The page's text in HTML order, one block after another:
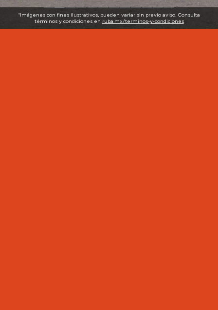
*Imágenes con fines ilustrativos, pueden variar sin previo aviso. Consulta
términos y condiciones en ruba.mx/terminos-y-condiciones